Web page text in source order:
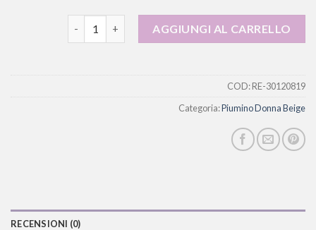
AGGIUNGI AL CARRELLO
COD:RE-30120819
Categoria:Piumino Donna Beige
RECENSIONI (0)